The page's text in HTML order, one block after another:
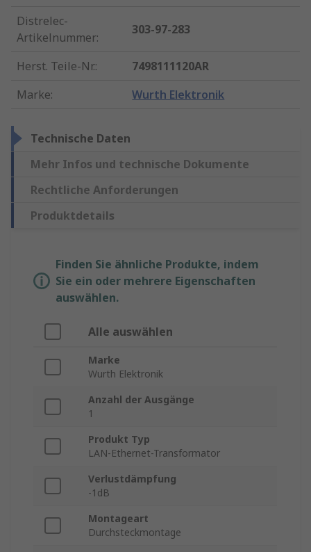
Distrelec-
Artikelnummer:
303-97-283
Herst. Teile-Nr.:
7498111120AR
Marke: Wurth Elektronik
Technische Daten
Mehr Infos und technische Dokumente
Rechtliche Anforderungen
Produktdetails
Finden Sie ähnliche Produkte, indem
Sie ein oder mehrere Eigenschaften
auswählen.
Alle auswählen
Marke
Wurth Elektronik
Anzahl der Ausgänge
1
Produkt Typ
LAN-Ethernet-Transformator
Verlustdämpfung
-1dB
Montageart
Durchsteckmontage